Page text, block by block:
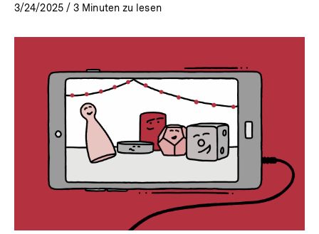
3/24/2025 / 3 Minuten zu lesen